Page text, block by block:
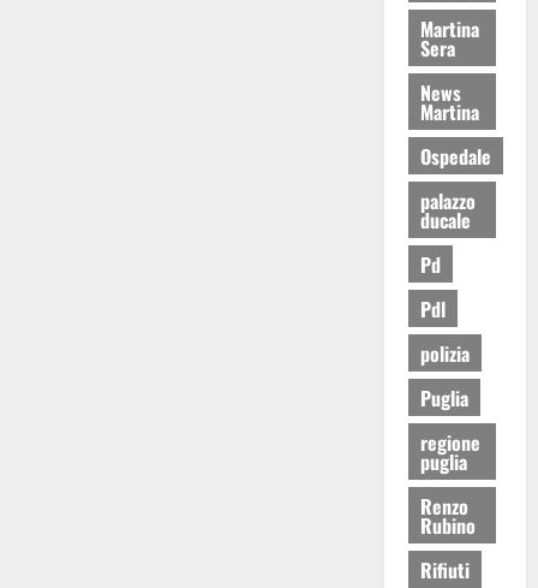
Martina
Sera
News
Martina
Ospedale
palazzo
ducale
Pd
Pdl
polizia
Puglia
regione
puglia
Renzo
Rubino
Rifiuti